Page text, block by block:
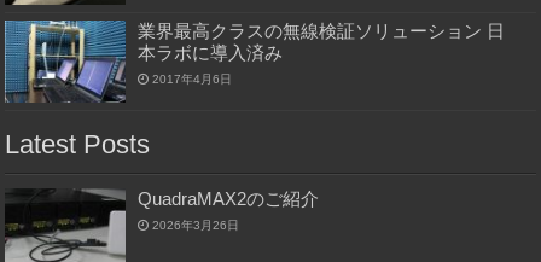
業界最高クラスの無線検証ソリューション 日
本ラボに導入済み
2017年4月6日
Latest Posts
QuadraMAX2のご紹介
2026年3月26日